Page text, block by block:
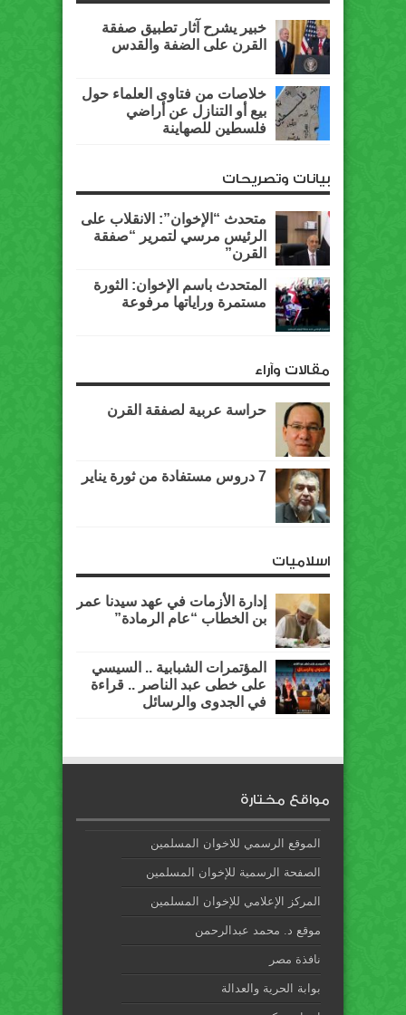
خبير يشرح آثار تطبيق صفقة
القرن على الضفة والقدس
خلاصات من فتاوى العلماء حول
بيع أو التنازل عن أراضي
فلسطين للصهاينة
بيانات وتصريحات
متحدث “الإخوان”: الانقلاب على
الرئيس مرسي لتمرير “صفقة
القرن”
المتحدث باسم الإخوان: الثورة
مستمرة وراياتها مرفوعة
مقالات وآراء
حراسة عربية لصفقة القرن
7 دروس مستفادة من ثورة يناير
اسلاميات
إدارة الأزمات في عهد سيدنا عمر
بن الخطاب “عام الرمادة”
المؤتمرات الشبابية .. السيسي
على خطى عبد الناصر .. قراءة
في الجدوى والرسائل
مواقع مختارة
الموقع الرسمي للاخوان المسلمين
الصفحة الرسمية للإخوان المسلمين
المركز الإعلامي للإخوان المسلمين
موقع د. محمد عبدالرحمن
نافذة مصر
بوابة الحرية والعدالة